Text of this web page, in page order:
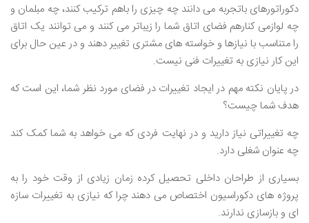
دکوراتورهای باتجربه می دانند چه چیزی را باهم ترکیب کنند، چه مبلمان و
چه لوازمی کنارهم فضای اتاق شما را زیباتر می کنند و می توانند یک اتاق
را متناسب با نیازها و خواسته های مشتری تغییر دهند و در عین حال برای
این کار نیازی به تغییرات فنی نیست.
در پایان نکته مهم در ایجاد تغییرات در فضای مورد نظر شما، این است که
هدف شما چیست؟
چه تغییراتی نیاز دارید و در نهایت فردی که می خواهد به شما کمک کند
چه عنوان شغلی دارد.
بسیاری از طراحان داخلی تحصیل کرده زمان زیادی از وقت خود را به
پروژه های دکوراسیون اختصاص می دهند چرا که نیازی به تغییرات سازه
ای و بازسازی ندارند.